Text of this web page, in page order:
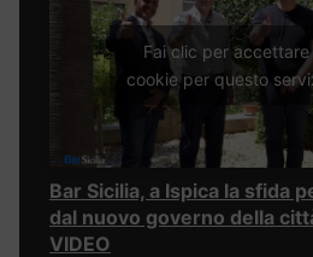
Fai clic per accettare
cookie per questo
Bar Sicilia, a Ispica la sfida
dal nuovo governo della
VIDEO